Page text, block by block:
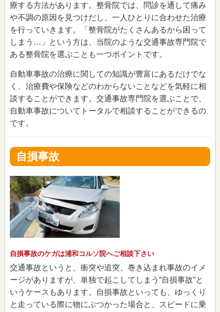
療する方法があります。整骨院では、問診を通して痛み
や不調の原因を見つけだし、一人ひとりに合わせた治療
を行っていきます。「整骨院がたくさんあるから困って
しまう…」という方は、当院のような交通事故専門院で
ある整骨院を選ぶことも一つポイントです。
自動車事故の治療に関しての知識が豊富にあるだけでな
く、治療費や保険などのわからないことなどを気軽に相
談することができます。交通事故専門院を選ぶことで、
自動車事故についてトータルで相談することができるの
です。
自損事故
自損事故のケガは浦和コルソ院へご相談下さい
交通事故というと、衝突や追突、巻き込まれ事故のイメ
ージがありますが、単独で起こしてしまう“自損事故”と
いうケースもあります。自損事故といっても、ゆっくり
と走っている際に物にぶつかった場合と、スピードに乗